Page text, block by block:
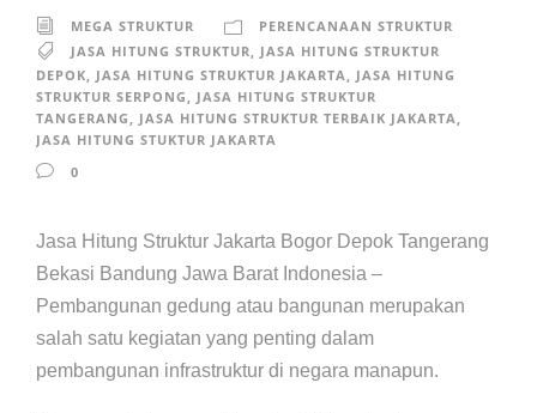
MEGA STRUKTUR
PERENCANAAN STRUKTUR
JASA HITUNG STRUKTUR, JASA HITUNG STRUKTUR
DEPOK
JASA HITUNG STRUKTUR JAKARTA
JASA HITUNG
STRUKTUR SERPONG
JASA HITUNG STRUKTUR
TANGERANG
JASA HITUNG STRUKTUR TERBAIK JAKARTA
JASA HITUNG STUKTUR JAKARTA
0
Jasa Hitung Struktur Jakarta Bogor Depok Tangerang
Bekasi Bandung Jawa Barat Indonesia –
Pembangunan gedung atau bangunan merupakan
salah satu kegiatan yang penting dalam
pembangunan infrastruktur di negara manapun.